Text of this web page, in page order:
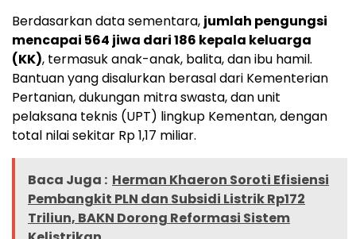
Berdasarkan data sementara, jumlah pengungsi
mencapai 564 jiwa dari 186 kepala keluarga
(KK), termasuk anak-anak, balita, dan ibu hamil.
Bantuan yang disalurkan berasal dari Kementerian
Pertanian, dukungan mitra swasta, dan unit
pelaksana teknis (UPT) lingkup Kementan, dengan
total nilai sekitar Rp 1,17 miliar.
Baca Juga : Herman Khaeron Soroti Efisiensi
Pembangkit PLN dan Subsidi Listrik Rp172
Triliun, BAKN Dorong Reformasi Sistem